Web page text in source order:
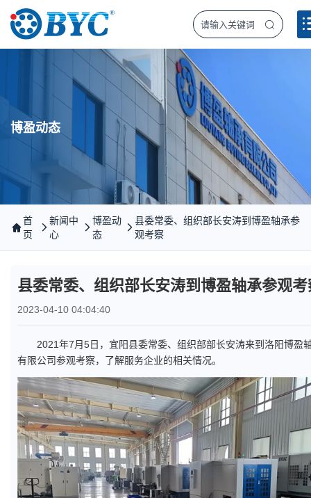
博盈动态
首
页
新闻中
心
博盈动
态
县委常委、组织部长安涛到博盈轴承参
观考察
县委常委、组织部长安涛到博盈轴承参观考
2023-04-10 04:04:40
2021年7月5日，宜阳县委常委、组织部部长安涛来到洛阳博盈
有限公司参观考察，了解服务企业的相关情况。